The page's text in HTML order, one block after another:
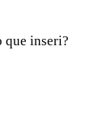
que inseri?